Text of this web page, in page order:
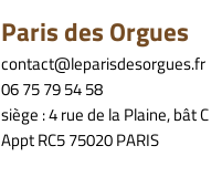
Paris des Orgues
contact@leparisdesorgues.fr
06 75 79 54 58
siège : 4 rue de la Plaine, bât C
Appt RC5 75020 PARIS